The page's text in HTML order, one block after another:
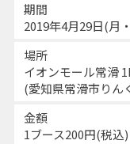
期間
2019年4月29日(月
場所
イオンモール常滑
(愛知県常滑市りん
金額
1ブース200円(税込)